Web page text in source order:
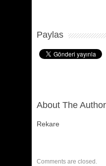
Paylas
About The Author
Rekare
Comments are closed.